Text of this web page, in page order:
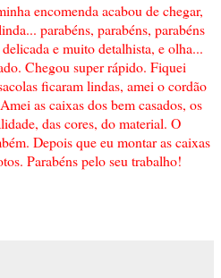
encomenda acabou de chegar,
parabéns, parabéns, parabéns
e muito detalhista, e olha...
Chegou super rápido. Fiquei
ficaram lindas, amei o cordão
as caixas dos bem casados, os
das cores, do material. O
Depois que eu montar as caixas
Parabéns pelo seu trabalho!